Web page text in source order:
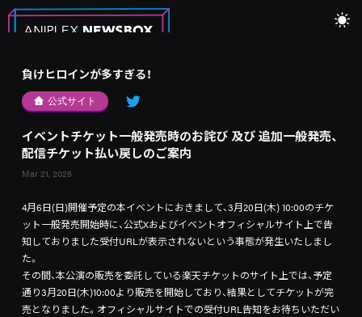
負けヒロインが多すぎる！
公式サイト
イベントチケット一般発売時のお詫び 及び 追加一般発売、
配信チケット払い戻しのご案内
Mar 21, 2025
4月6日(日)開催予定の本イベントにおきまして、3月20日(木) 10:00のチケ
ット一般発売開始時に、公式Xおよびイベントオフィシャルサイト上で告
知しておりました受付URLが表示されないという事態が発生いたしまし
た。
その間、本公演の販売を委託している楽天チケットのサイト上では、予定
通り3月20日(木)10:00より販売を開始しており、結果としてチケットが完
売となりました。オフィシャルサイトでの受付URL告知をお待ちいただい